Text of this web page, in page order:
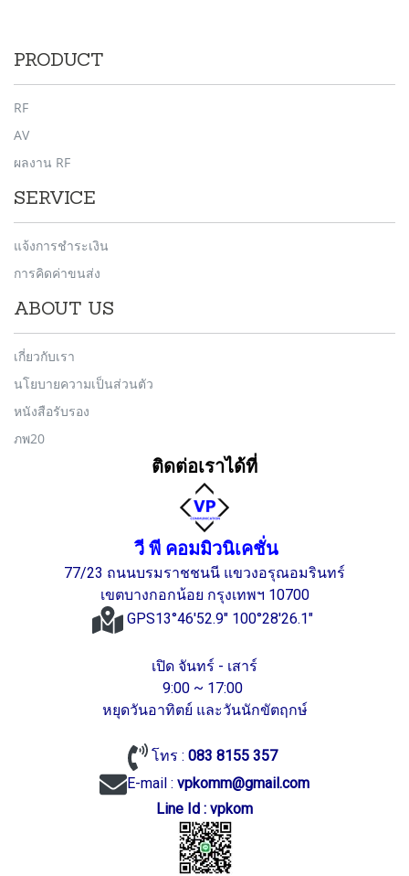
PRODUCT
RF
AV
ผลงาน RF
SERVICE
แจ้งการชำระเงิน
การคิดค่าขนส่ง
ABOUT US
เกี่ยวกับเรา
นโยบายความเป็นส่วนตัว
หนังสือรับรอง
ภพ20
ติดต่อเราได้ที่
วี พี คอมมิวนิเคชั่น
77/23 ถนนบรมราชชนนี แขวงอรุณอมรินทร์
เขตบางกอกน้อย กรุงเทพฯ 10700
GPS13°46'52.9" 100°28'26.1"
เปิด จันทร์ - เสาร์
9:00 ~ 17:00
หยุดวันอาทิตย์ และวันนักขัตฤกษ์
โทร :083 8155 357
E-mail : vpkomm@gmail.com
Line Id : vpkom